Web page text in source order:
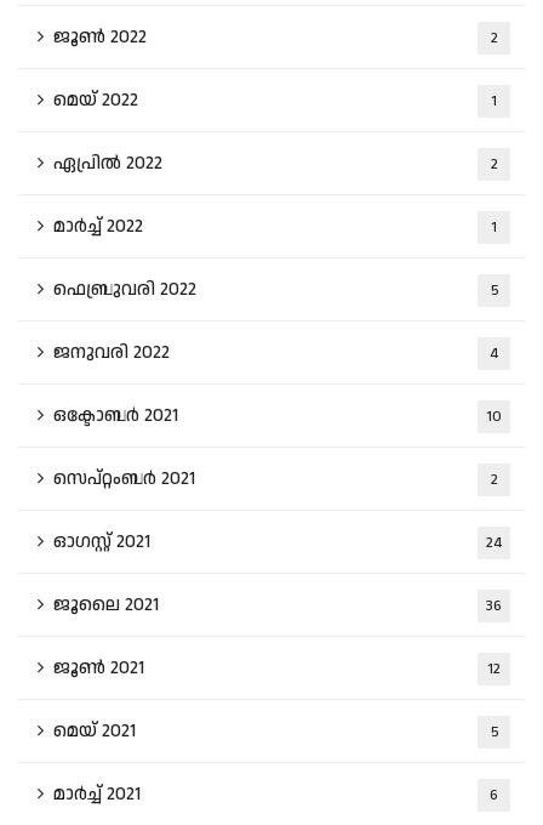
ജൂൺ 2022 2
മെയ്‌ 2022 1
ഏപ്രിൽ 2022 2
മാർച്ച്‌ 2022 1
ഫെബ്രുവരി 2022 5
ജനുവരി 2022 4
ഒക്ടോബർ 2021 10
സെപ്റ്റംബർ 2021 2
ഓഗസ്റ്റ്‌ 2021 24
ജൂലൈ 2021 36
ജൂൺ 2021 12
മെയ്‌ 2021 5
മാർച്ച്‌ 2021 6